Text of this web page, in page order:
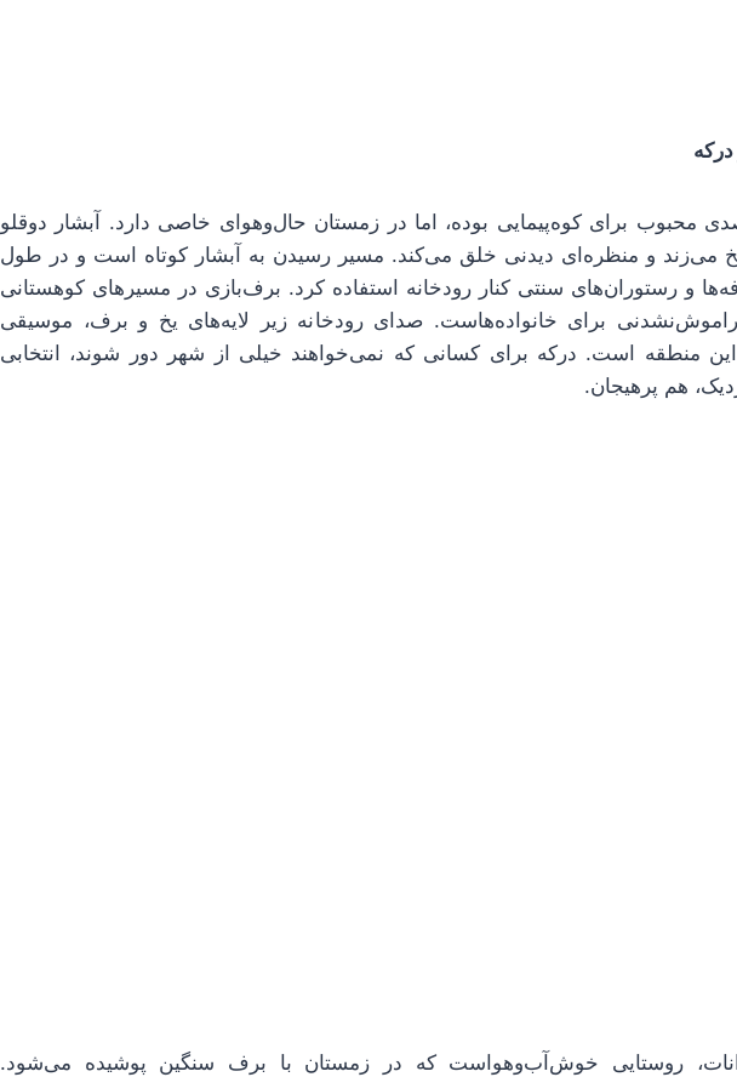
محبوب برای کوه‌پیمایی بوده، اما در زمستان حال‌وهوای خاصی دارد. آبشار دوقلو
می‌زند و منظره‌ای دیدنی خلق می‌کند. مسیر رسیدن به آبشار کوتاه است و در طول
و رستوران‌های سنتی کنار رودخانه استفاده کرد. برف‌بازی در مسیرهای کوهستانی
برای خانواده‌هاست. صدای رودخانه زیر لایه‌های یخ و برف، موسیقی
منطقه است. درکه برای کسانی که نمی‌خواهند خیلی از شهر دور شوند، انتخابی
هم پرهیجان.
روستایی خوش‌آب‌وهواست که در زمستان با برف سنگین پوشیده می‌شود.